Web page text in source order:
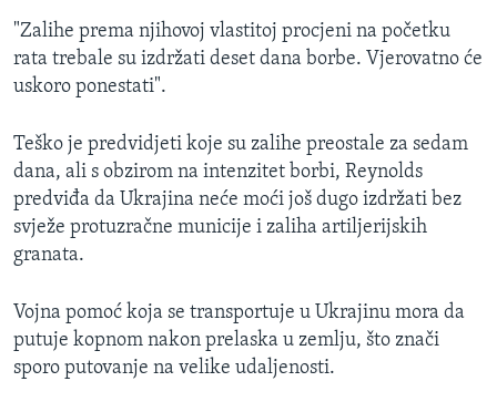
"Zalihe prema njihovoj vlastitoj procjeni na početku
rata trebale su izdržati deset dana borbe. Vjerovatno će
uskoro ponestati".
Teško je predvidjeti koje su zalihe preostale za sedam
dana, ali s obzirom na intenzitet borbi, Reynolds
predviđa da Ukrajina neće moći još dugo izdržati bez
svježe protuzračne municije i zaliha artiljerijskih
granata.
Vojna pomoć koja se transportuje u Ukrajinu mora da
putuje kopnom nakon prelaska u zemlju, što znači
sporo putovanje na velike udaljenosti.